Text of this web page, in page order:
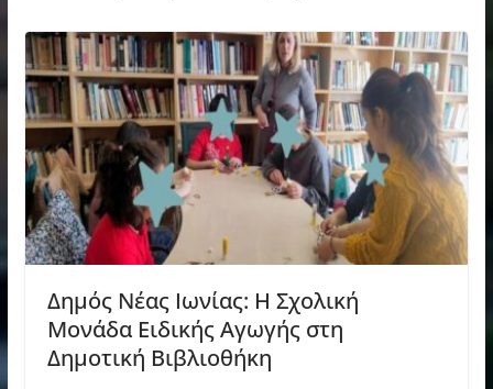
Δημός Νέας Ιωνίας: Η Σχολική
Μονάδα Ειδικής Αγωγής στη
Δημοτική Βιβλιοθήκη